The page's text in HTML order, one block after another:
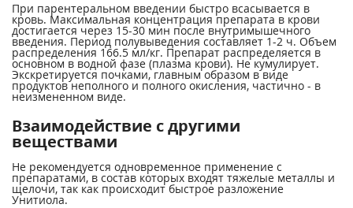
При парентеральном введении быстро всасывается в
кровь. Максимальная концентрация препарата в крови
достигается через 15-30 мин после внутримышечного
введения. Период полувыведения составляет 1-2 ч. Объем
распределения 166.5 мл/кг. Препарат распределяется в
основном в водной фазе (плазма крови). Не кумулирует.
Экскретируется почками, главным образом в виде
продуктов неполного и полного окисления, частично - в
неизмененном виде.
Взаимодействие с другими
веществами
Не рекомендуется одновременное применение с
препаратами, в состав которых входят тяжелые металлы и
щелочи, так как происходит быстрое разложение
Унитиола.